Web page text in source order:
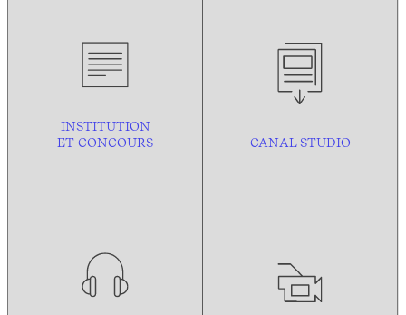
INSTITUTION
ET CONCOURS
CANAL STUDIO